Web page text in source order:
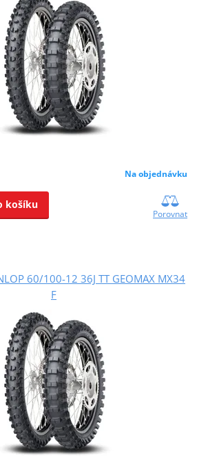
Na objednávku
košíku
Porovnat
60/100-12 36J TT GEOMAX MX34
F